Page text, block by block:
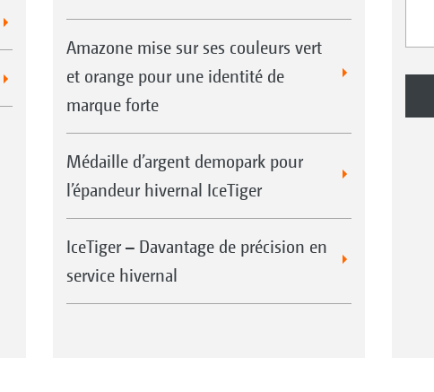
Amazone mise sur ses couleurs vert
et orange pour une identité de
marque forte
Médaille d’argent demopark pour
l’épandeur hivernal IceTiger
IceTiger – Davantage de précision en
service hivernal